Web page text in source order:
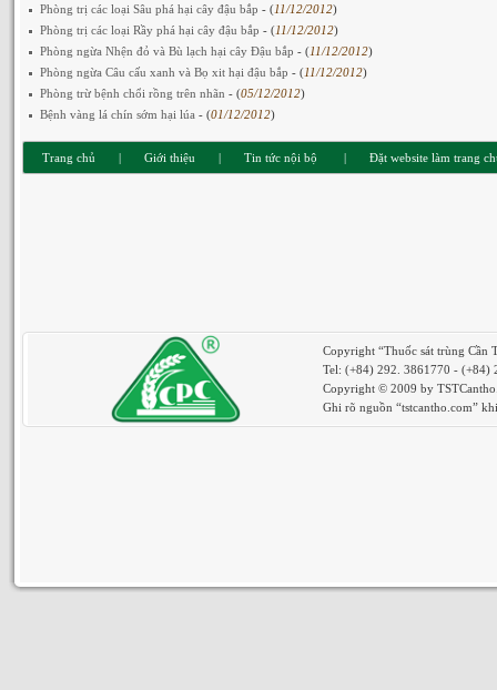
Phòng trị các loại Sâu phá hại cây đậu bắp - (11/12/2012)
Phòng trị các loại Rầy phá hại cây đậu bắp - (11/12/2012)
Phòng ngừa Nhện đỏ và Bù lạch hại cây Đậu bắp - (11/12/2012)
Phòng ngừa Câu cấu xanh và Bọ xit hại đậu bắp - (11/12/2012)
Phòng trừ bệnh chổi rồng trên nhãn - (05/12/2012)
Bệnh vàng lá chín sớm hại lúa - (01/12/2012)
Trang chủ | Giới thiệu | Tin tức nội bộ | Đặt website làm trang
Copyright “Thuốc sát trùng Cần
Tel: (+84) 292. 3861770 - (+84)
Copyright © 2009 by
Ghi rõ nguồn “tstcantho.com”